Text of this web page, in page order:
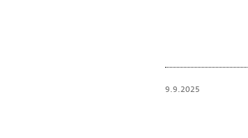
9.9.2025